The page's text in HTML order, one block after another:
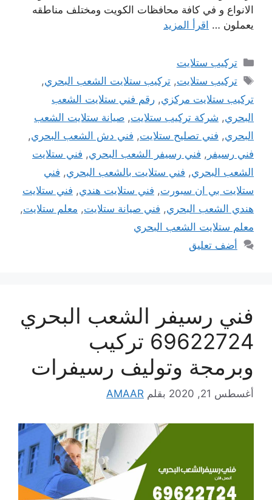
الانواع و في كافة محافظات الكويت ومختلف مناطقه
يعملون … اقرأ المزيد
التصنيفات
تركيب ستلايت
الوسوم
تركيب ستلايت,تركيب ستلايت الشعب البحري,
تركيب ستلايت مركزي, رقم فني ستلايت الشعب
البحري, شركة تركيب ستلايت, صيانة ستلايت الشعب
البحري, فني تصليح ستلايت, فني دش الشعب البحري,
فني رسيفر , فني رسيفر الشعب البحري, فني ستلايت
الشعب البحري, فني ستلايت بالشعب البحري, فني
ستلايت بي ان سبورت, فني ستلايت هندي, فني ستلايت
هندي الشعب البحري, فني صيانة ستلايت, معلم ستلايت,
معلم ستلايت الشعب البحري
أضف تعليق
فني رسيفر الشعب البحري
69622724 تركيب
وبرمجة وتوليف رسيفرات
أغسطس 21, 2020 بقلم AMAAR